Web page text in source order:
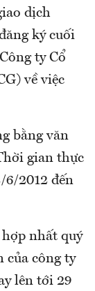
dịch
ký cuối
ty Cổ
về việc
bằng văn
gian thực
6/2012 đến
nhất quý
của công ty
lên tới 29